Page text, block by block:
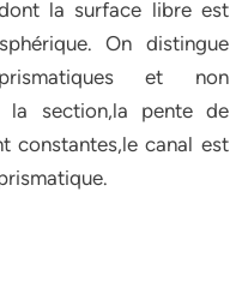
la surface libre est
On distingue
et non
la section,la pente de
constantes,le canal est